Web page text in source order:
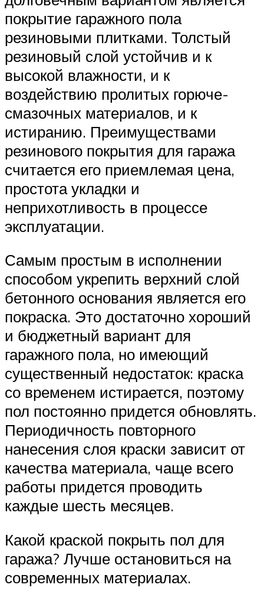
покрытие гаражного пола
резиновыми плитками. Толстый
резиновый слой устойчив и к
высокой влажности, и к
воздействию пролитых горюче-
смазочных материалов, и к
истиранию. Преимуществами
резинового покрытия для гаража
считается его приемлемая цена,
простота укладки и
неприхотливость в процессе
эксплуатации.
Самым простым в исполнении
способом укрепить верхний слой
бетонного основания является его
покраска. Это достаточно хороший
и бюджетный вариант для
гаражного пола, но имеющий
существенный недостаток: краска
со временем истирается, поэтому
пол постоянно придется обновлять.
Периодичность повторного
нанесения слоя краски зависит от
качества материала, чаще всего
работы придется проводить
каждые шесть месяцев.
Какой краской покрыть пол для
гаража? Лучше остановиться на
современных материалах.